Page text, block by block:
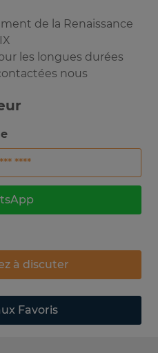
de la Renaissance
les longues durées
nous
****
à discuter
Favoris